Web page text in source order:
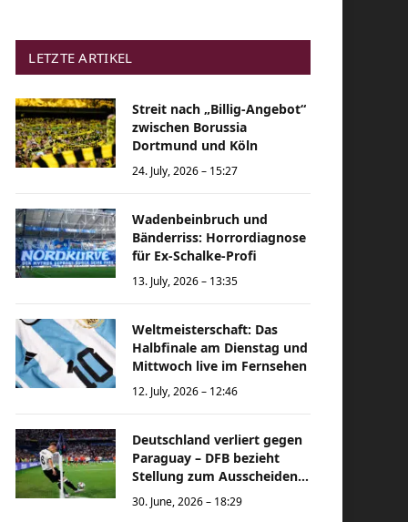
LETZTE ARTIKEL
Streit nach „Billig-Angebot“
zwischen Borussia
Dortmund und Köln
24. July, 2026 – 15:27
Wadenbeinbruch und
Bänderriss: Horrordiagnose
für Ex-Schalke-Profi
13. July, 2026 – 13:35
Weltmeisterschaft: Das
Halbfinale am Dienstag und
Mittwoch live im Fernsehen
12. July, 2026 – 12:46
Deutschland verliert gegen
Paraguay – DFB bezieht
Stellung zum Ausscheiden
bei der Weltmeisterschaft
30. June, 2026 – 18:29